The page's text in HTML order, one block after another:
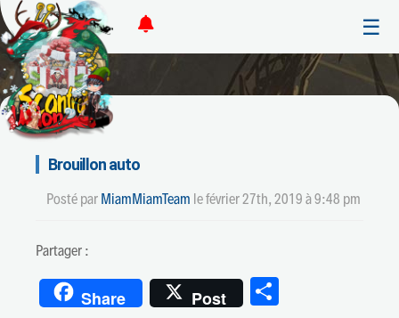
☰
Brouillon auto
Posté par MiamMiamTeam lefévrier 27th, 2019 à 9:48 pm
Partager :
Share Post